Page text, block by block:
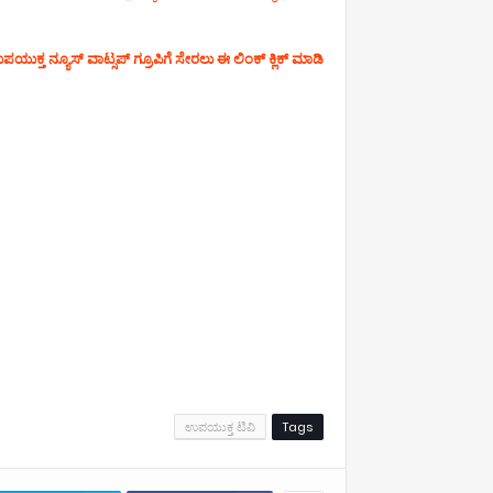
ನ್ಯೂಸ್‌ ವಾಟ್ಸಪ್‌ ಗ್ರೂಪಿಗೆ ಸೇರಲು ಈ ಲಿಂಕ್ ಕ್ಲಿಕ್ ಮಾಡಿ
Tags
ಉಪಯುಕ್ತ ಟಿವಿ